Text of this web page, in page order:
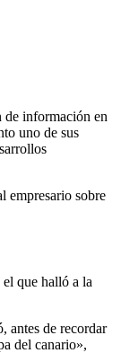
de información en
uno de sus
empresario sobre
que halló a la
antes de recordar
del canario»,